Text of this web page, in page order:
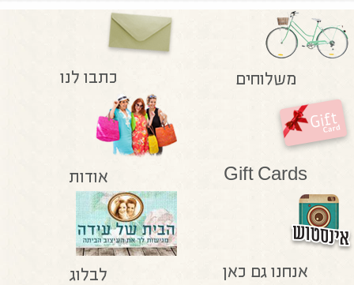
משלוחים כתבו לנו
Gift Cards אודות
אנחנו גם כאן לבלוג